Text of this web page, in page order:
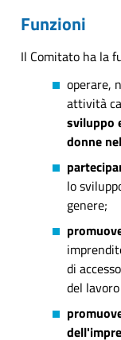
Funzioni
Il Comitato ha la
operare,
attività
sviluppo
donne
lo
genere;
di
del